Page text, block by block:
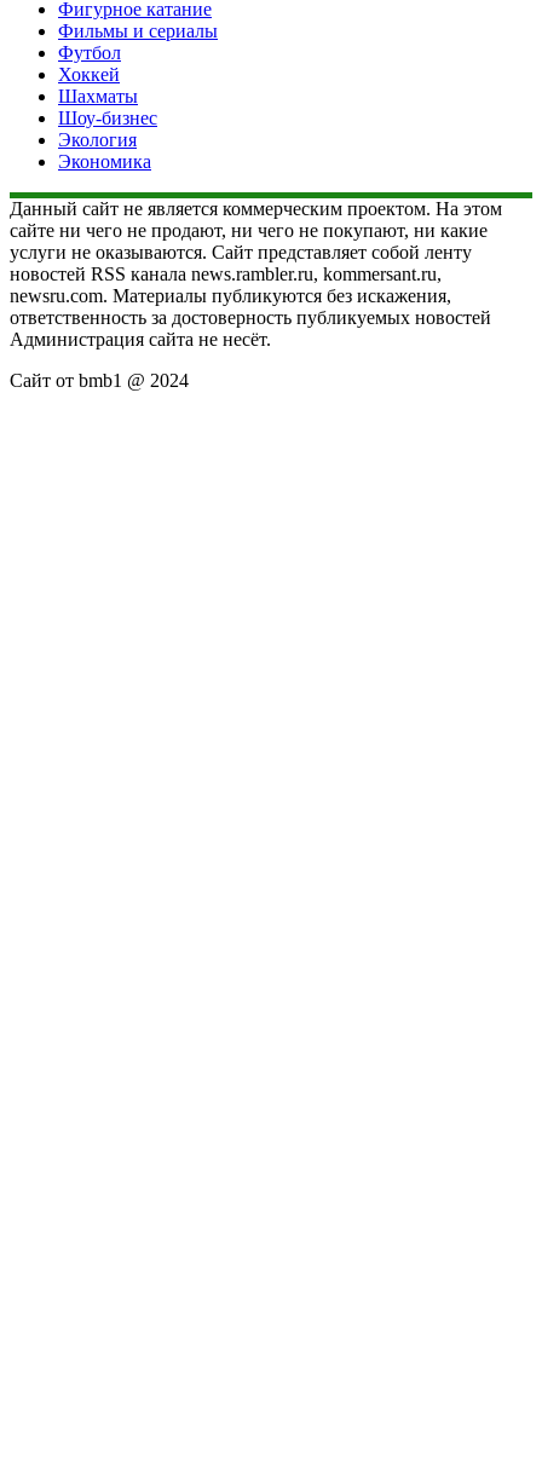
Фигурное катание
Фильмы и сериалы
Футбол
Хоккей
Шахматы
Шоу-бизнес
Экология
Экономика
Данный сайт не является коммерческим проектом. На этом
сайте ни чего не продают, ни чего не покупают, ни какие
услуги не оказываются. Сайт представляет собой ленту
новостей RSS канала news.rambler.ru, kommersant.ru,
newsru.com. Материалы публикуются без искажения,
ответственность за достоверность публикуемых новостей
Администрация сайта не несёт.
Сайт от bmb1 @ 2024